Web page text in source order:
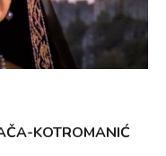
KOTROMANIĆ